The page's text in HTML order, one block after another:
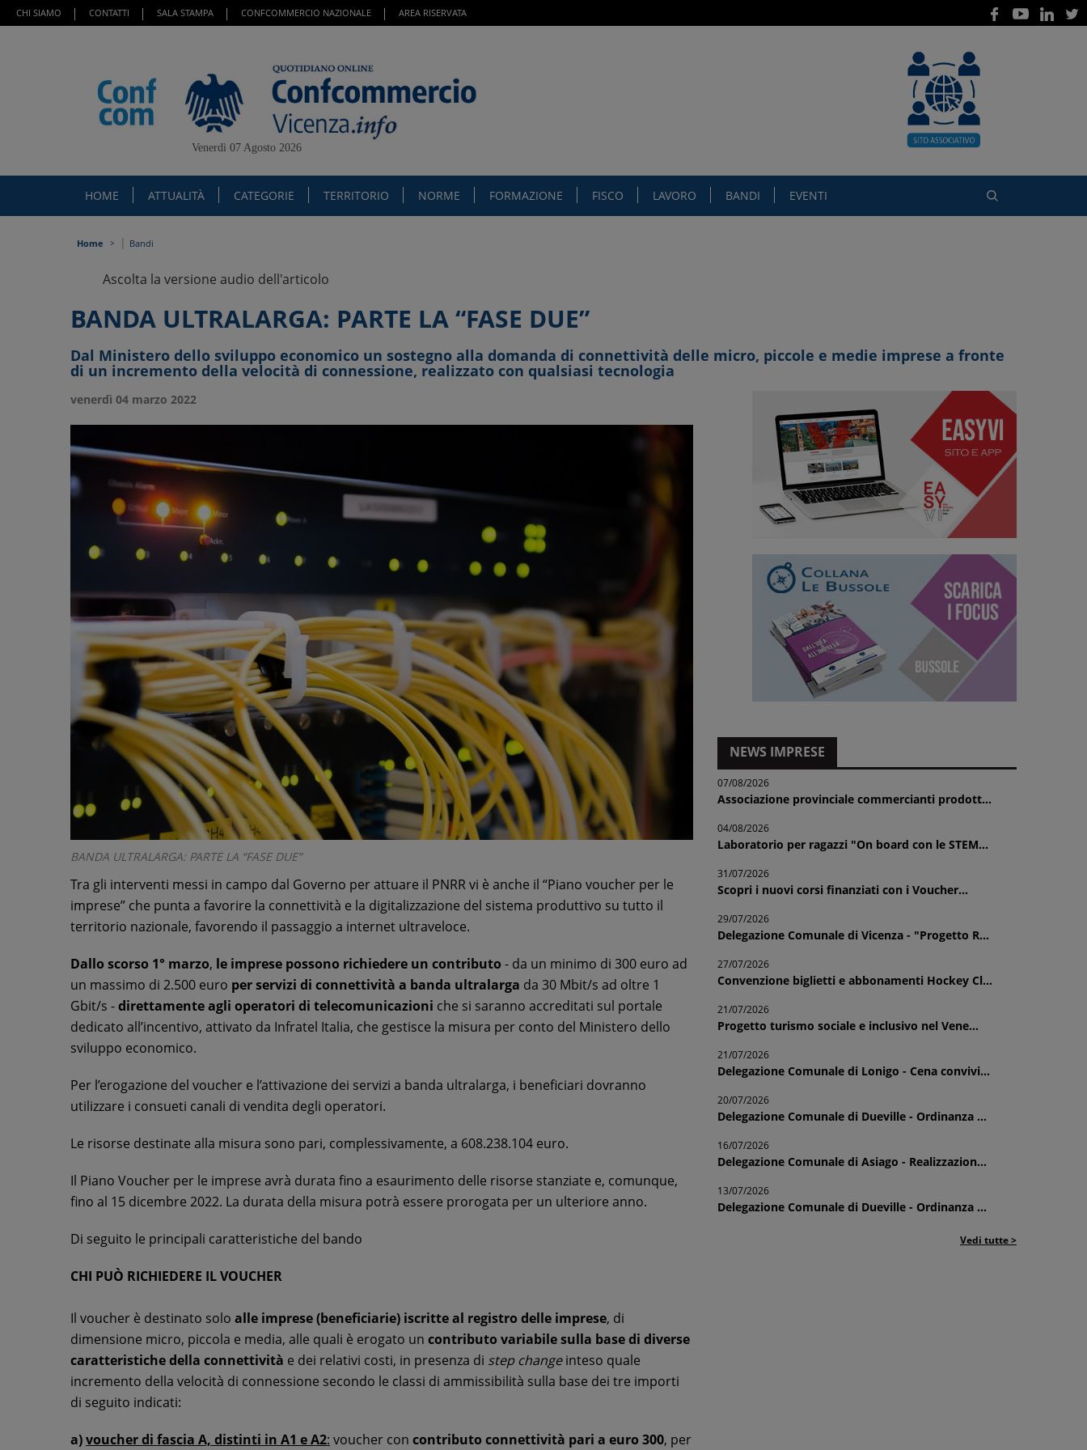
CHI SIAMO CONTATTI SALA STAMPA CONFCOMMERCIO NAZIONALE AREA RISERVATA
Venerdì 07 Agosto 2026
HOME ATTUALITÀ CATEGORIE TERRITORIO NORME FORMAZIONE FISCO LAVORO BANDI EVENTI
Home | Bandi
Ascolta la versione audio dell'articolo
BANDA ULTRALARGA: PARTE LA “FASE DUE”
Dal Ministero dello sviluppo economico un sostegno alla domanda di connettività delle micro, piccole e medie imprese a fronte
di un incremento della velocità di connessione, realizzato con qualsiasi tecnologia
venerdì 04 marzo 2022
BANDA ULTRALARGA: PARTE LA “FASE DUE”
Tra gli interventi messi in campo dal Governo per attuare il PNRR vi è anche il “Piano voucher per le
imprese” che punta a favorire la connettività e la digitalizzazione del sistema produttivo su tutto il
territorio nazionale, favorendo il passaggio a internet ultraveloce.
Dallo scorso 1° marzo, le imprese possono richiedere un contributo - da un minimo di 300 euro ad
un massimo di 2.500 euro per servizi di connettività a banda ultralarga da 30 Mbit/s ad oltre 1
Gbit/s -direttamente agli operatori di telecomunicazioni che si saranno accreditati sul portale
dedicato all’incentivo, attivato da Infratel Italia, che gestisce la misura per conto del Ministero dello
sviluppo economico.
Per l’erogazione del voucher e l’attivazione dei servizi a banda ultralarga, i beneficiari dovranno
utilizzare i consueti canali di vendita degli operatori.
Le risorse destinate alla misura sono pari, complessivamente, a 608.238.104 euro.
Il Piano Voucher per le imprese avrà durata fino a esaurimento delle risorse stanziate e, comunque,
fino al 15 dicembre 2022. La durata della misura potrà essere prorogata per un ulteriore anno.
Di seguito le principali caratteristiche del bando
CHI PUÒ RICHIEDERE IL VOUCHER
Il voucher è destinato solo alle imprese (beneficiarie) iscritte al registro delle imprese, di
dimensione micro, piccola e media, alle quali è erogato un contributo variabile sulla base di diverse
caratteristiche della connettività e dei relativi costi, in presenza di step changeinteso quale
incremento della velocità di connessione secondo le classi di ammissibilità sulla base dei tre importi
di seguito indicati:
a)voucher di fascia A, distinti in A1 e A2: voucher con contributo connettività pari a euro 300, per
NEWS IMPRESE
07/08/2026
Associazione provinciale commercianti prodott...
04/08/2026
Laboratorio per ragazzi "On board con le STEM...
31/07/2026
Scopri i nuovi corsi finanziati con i Voucher...
29/07/2026
Delegazione Comunale di Vicenza - "Progetto R...
27/07/2026
Convenzione biglietti e abbonamenti Hockey Cl...
21/07/2026
Progetto turismo sociale e inclusivo nel Vene...
21/07/2026
Delegazione Comunale di Lonigo - Cena convivi...
20/07/2026
Delegazione Comunale di Dueville - Ordinanza ...
16/07/2026
Delegazione Comunale di Asiago - Realizzazion...
13/07/2026
Delegazione Comunale di Dueville - Ordinanza ...
Vedi tutte >